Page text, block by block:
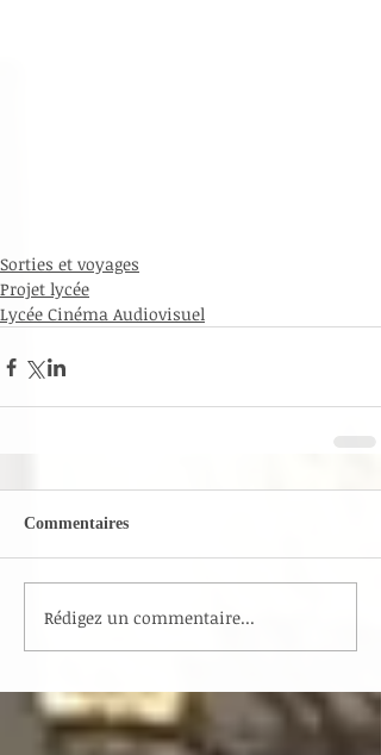
Sorties et voyages
Projet lycée
Lycée Cinéma Audiovisuel
Commentaires
Rédigez un commentaire...